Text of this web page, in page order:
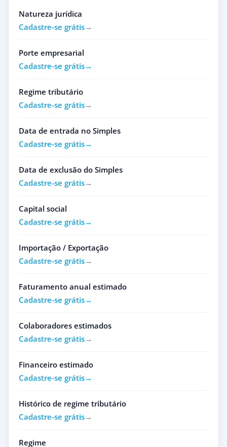
Natureza jurídica
Cadastre-se grátis
Porte empresarial
Cadastre-se grátis
Regime tributário
Cadastre-se grátis
Data de entrada no Simples
Cadastre-se grátis
Data de exclusão do Simples
Cadastre-se grátis
Capital social
Cadastre-se grátis
Importação / Exportação
Cadastre-se grátis
Faturamento anual estimado
Cadastre-se grátis
Colaboradores estimados
Cadastre-se grátis
Financeiro estimado
Cadastre-se grátis
Histórico de regime tributário
Cadastre-se grátis
Regime